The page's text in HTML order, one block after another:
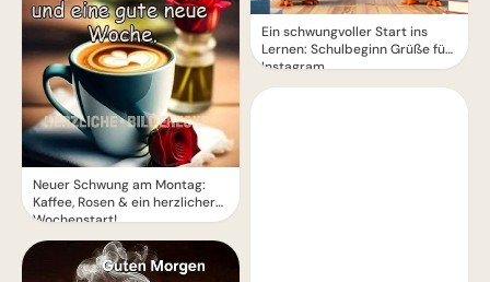
Neuer Schwung am Montag:
Kaffee, Rosen & ein herzlicher
Wochenstart!
Ein schwungvoller Start ins
Lernen: Schulbeginn Grüße für
Instagram